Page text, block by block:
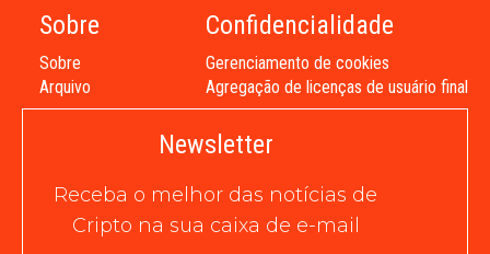
Sobre
Sobre
Arquivo
Confidencialidade
Gerenciamento de cookies
Agregação de licenças de usuário final
Newsletter
Receba o melhor das notícias de
Cripto na sua caixa de e-mail